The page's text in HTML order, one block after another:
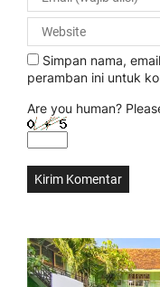
Simpan nama,
peramban ini untuk
Are you human?